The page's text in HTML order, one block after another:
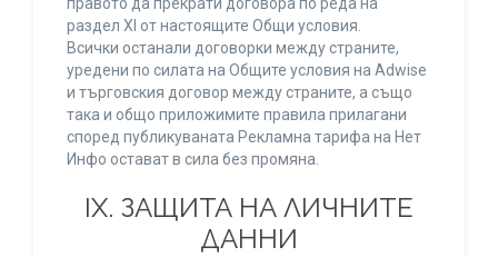
правото да прекрати договора по реда на
раздел XI от настоящите Общи условия.
Всички останали договорки между страните,
уредени по силата на Общите условия на Adwise
и търговския договор между страните, а също
така и общо приложимите правила прилагани
според публикуваната Рекламна тарифа на Нет
Инфо остават в сила без промяна.
IХ. ЗАЩИТА НА ЛИЧНИТЕ
ДАННИ